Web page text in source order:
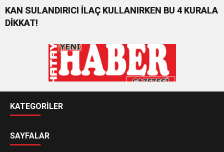
KAN SULANDIRICI İLAÇ KULLANIRKEN BU 4 KURALA
DİKKAT!
KATEGORİLER
SAYFALAR